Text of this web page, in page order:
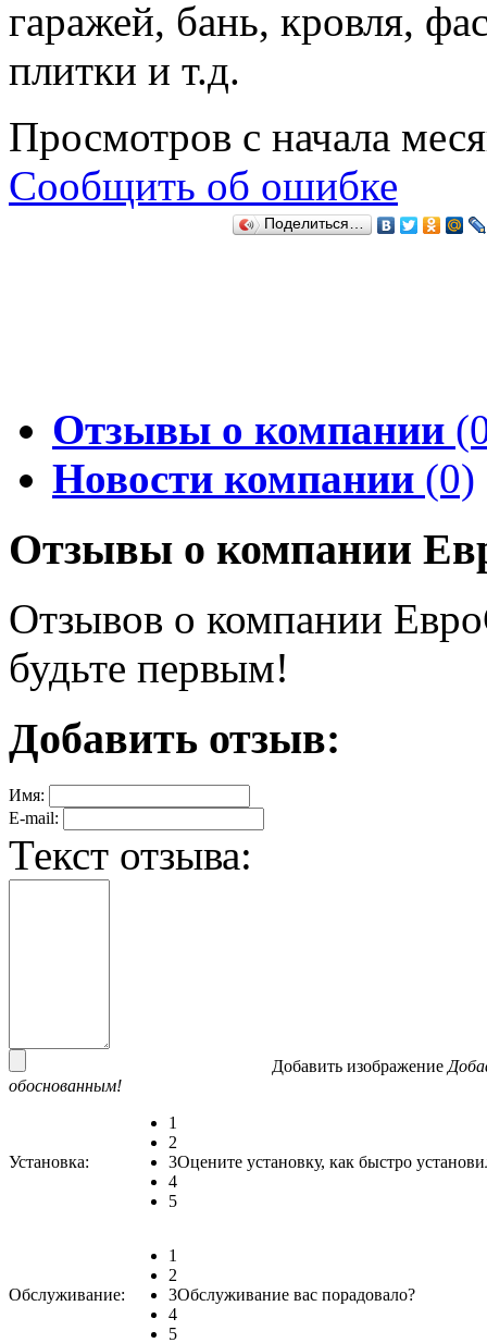
гаражей, бань, кровля,
плитки и т.д.
Просмотров с начала
Сообщить об ошибке
Поделиться…
Отзывы о компании
Новости компании (0)
Отзывы о компании
Отзывов о компании
будьте первым!
Добавить отзыв:
Имя:
E-mail:
Текст отзыва:
Добавить изображение
обоснованным!
Установка:
1
2
3
4
5
Оцените установку, как быстро
Обслуживание:
1
2
3
4
5
Обслуживание вас порадовало?